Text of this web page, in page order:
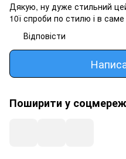
Дякую, ну дуже стильний
10ї спроби по стилю і в
Відповісти
Поширити у